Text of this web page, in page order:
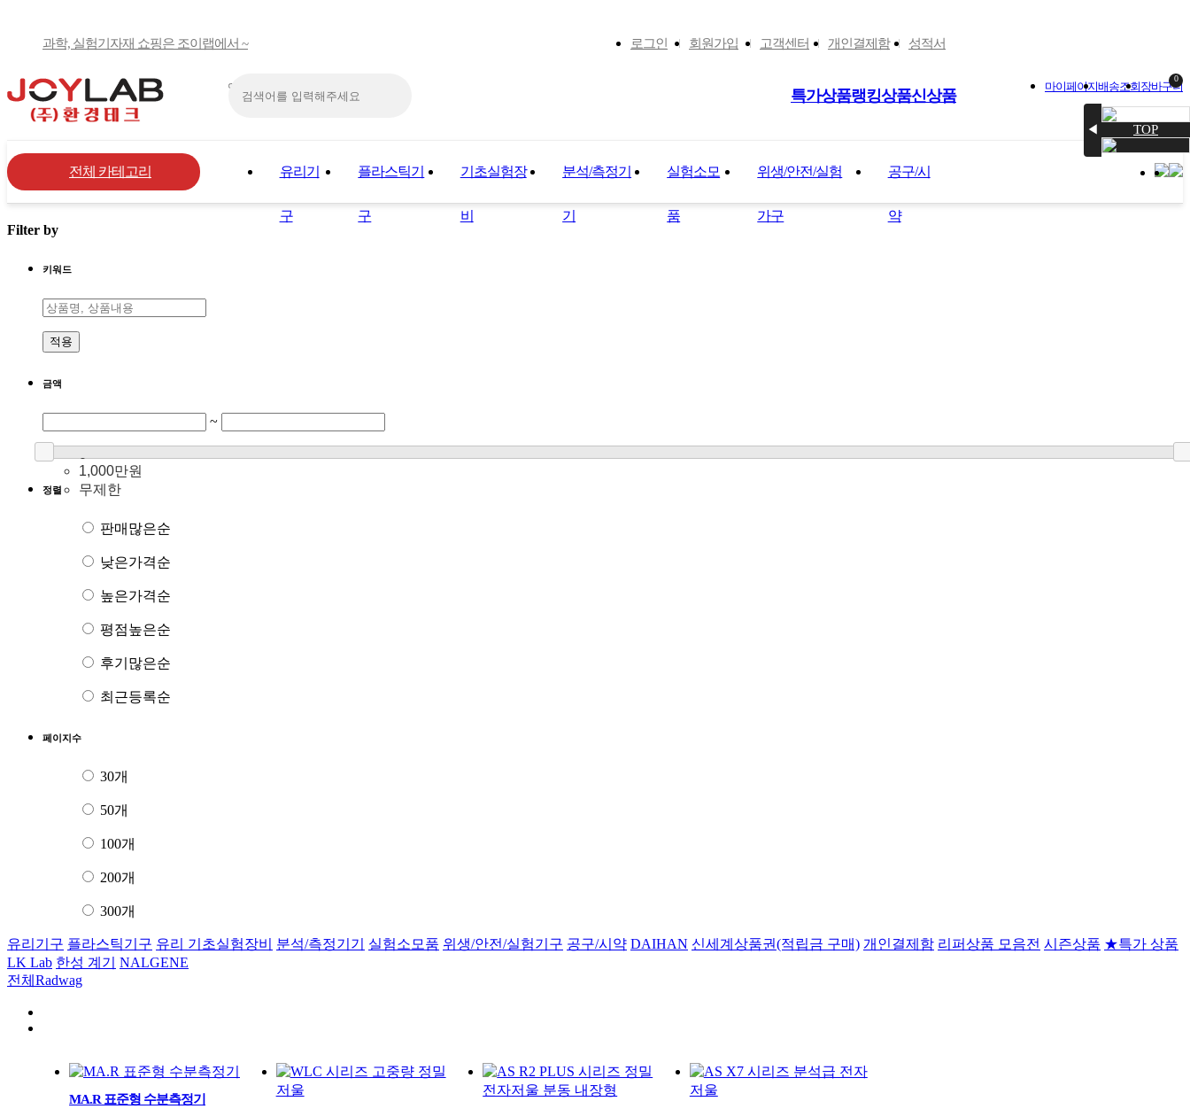
과학, 실험기자재 쇼핑은 조이랩에서 ~ 로그인 회원가입 고객센터 개인결제함 성적서
특가상품랭킹상품신상품
마이페이지배송조회장바구니
0
전체 카테고리 유리기
구
플라스틱기
구
기초실험장
비
분석/측정기
기
실험소모
품
위생/안전/실험
가구
공구/시
약
Filter by
키워드
적용
금액
~
1,000만원
무제한
정렬
판매많은순
낮은가격순
높은가격순
평점높은순
후기많은순
최근등록순
페이지수
30개
50개
100개
200개
300개
유리기구 플라스틱기구 유리 기초실험장비 분석/측정기기 실험소모품 위생/안전/실험기구 공구/시약 DAIHAN 신세계상품권(적립금 구매) 개인결제함 리퍼상품 모음전 시즌상품 ★특가 상품
LK Lab 한성 계기
NALGENE
전체 Radwag
MA.R 표준형 수분측정기
◀ TOP